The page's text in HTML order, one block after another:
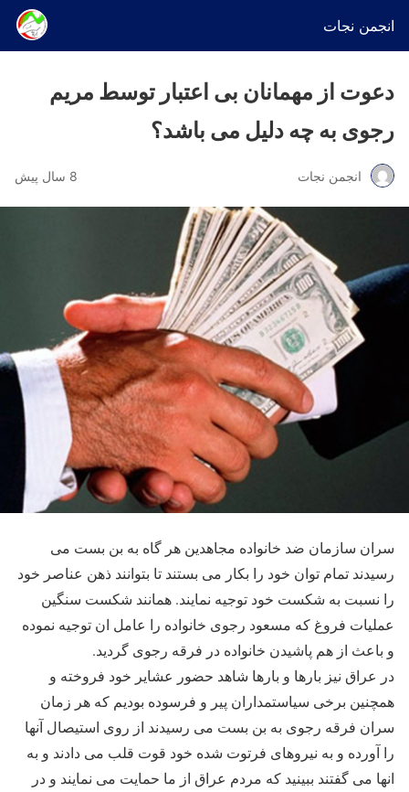
انجمن نجات
دعوت از مهمانان بی اعتبار توسط مریم
رجوی به چه دلیل می باشد؟
انجمن نجات 8 سال پیش
سران سازمان ضد خانواده مجاهدین هر گاه به بن بست می
رسیدند تمام توان خود را بکار می بستند تا بتوانند ذهن عناصر خود
را نسبت به شکست خود توجیه نمایند. همانند شکست سنگین
عملیات فروغ که مسعود رجوی خانواده را عامل ان توجیه نموده
و باعث از هم پاشیدن خانواده در فرقه رجوی گردید.
در عراق نیز بارها و بارها شاهد حضور عشایر خود فروخته و
همچنین برخی سیاستمداران پیر و فرسوده بودیم که هر زمان
سران فرقه رجوی به بن بست می رسیدند از روی استیصال آنها
را آورده و به نیروهای فرتوت شده خود قوت قلب می دادند و به
انها می گفتند ببینید که مردم عراق از ما حمایت می نمایند و در